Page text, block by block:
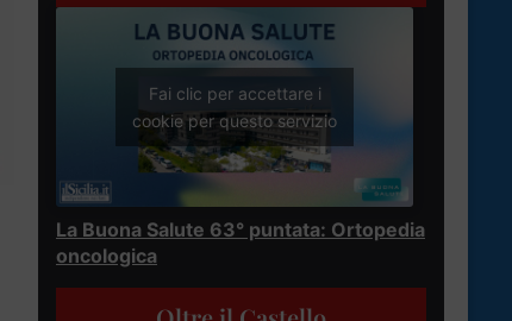
Fai clic per accettare i
cookie per questo servizio
La Buona Salute 63° puntata: Ortopedia
oncologica